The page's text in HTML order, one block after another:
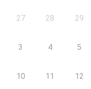
27 28 29
3 4 5
10 11 12